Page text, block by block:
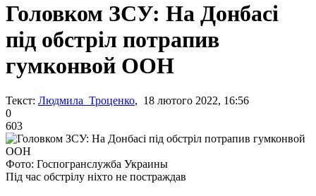
Головком ЗСУ: На Донбасі
під обстріл потрапив
гумконвой ООН
Текст: Людмила Троценко, 18 лютого 2022, 16:56
0
603
Фото: Госпогранслужба Украины
Під час обстрілу ніхто не постраждав